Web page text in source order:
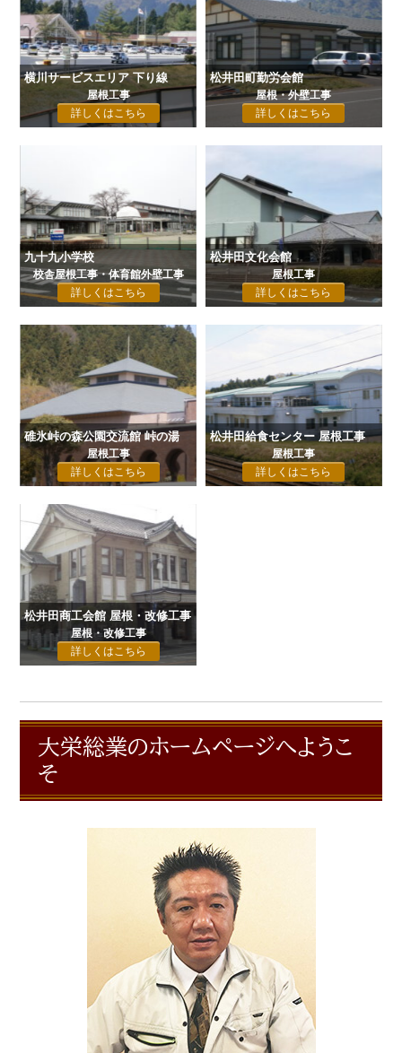
横川サービスエリア 下り線
屋根工事
詳しくはこちら
松井田町勤労会館
屋根・外壁工事
詳しくはこちら
九十九小学校
校舎屋根工事・体育館外壁工事
詳しくはこちら
松井田文化会館
屋根工事
詳しくはこちら
碓氷峠の森公園交流館 峠の湯
屋根工事
詳しくはこちら
松井田給食センター 屋根工事
屋根工事
詳しくはこちら
松井田商工会館 屋根・改修工事
屋根・改修工事
詳しくはこちら
大栄総業のホームページへようこ
そ